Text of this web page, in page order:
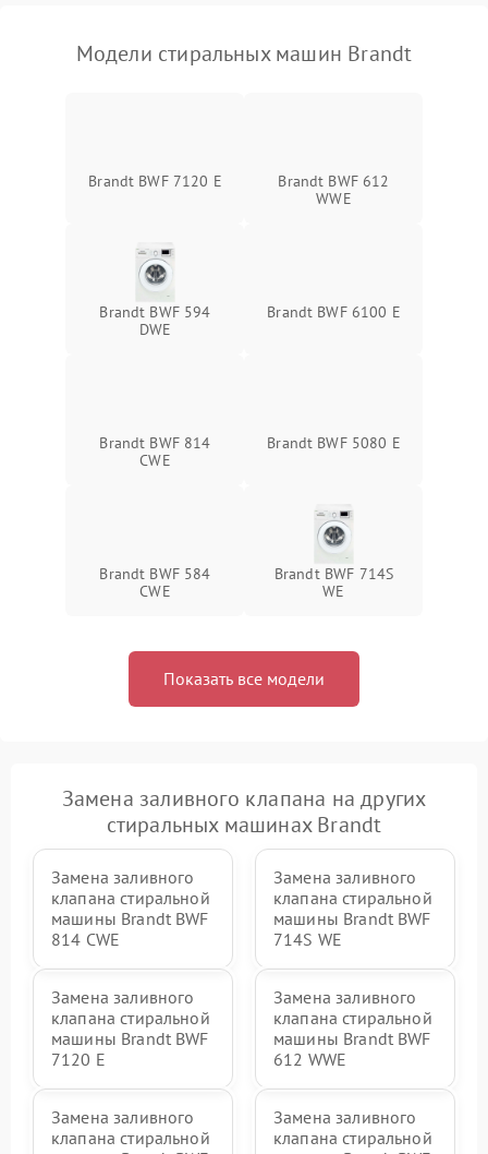
Модели стиральных машин Brandt
Brandt BWF 7120 E
Brandt BWF 612
WWE
Brandt BWF 594
DWE
Brandt BWF 6100 E
Brandt BWF 814
CWE
Brandt BWF 5080 E
Brandt BWF 584
CWE
Brandt BWF 714S
WE
Показать все модели
Замена заливного клапана на других
стиральных машинах Brandt
Замена заливного
клапана стиральной
машины Brandt BWF
814 CWE
Замена заливного
клапана стиральной
машины Brandt BWF
714S WE
Замена заливного
клапана стиральной
машины Brandt BWF
7120 E
Замена заливного
клапана стиральной
машины Brandt BWF
612 WWE
Замена заливного
клапана стиральной
Замена заливного
клапана стиральной